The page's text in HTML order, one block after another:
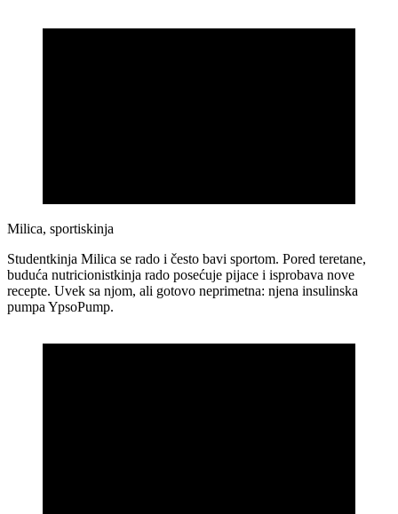
Milica, sportiskinja
Studentkinja Milica se rado i često bavi sportom. Pored teretane,
buduća nutricionistkinja rado posećuje pijace i isprobava nove
recepte. Uvek sa njom, ali gotovo neprimetna: njena insulinska
pumpa YpsoPump.